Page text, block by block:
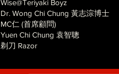
Wise@Teriyaki Boyz
Dr. Wong Chi Chung 黃志淙博士
MC仁 (首席顧問)
Yuen Chi Chung 袁智聰
剃刀 Razor